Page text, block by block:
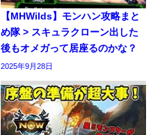
【MHWilds】モンハン攻略まと
め隊 > スキュラクローン出した
後もオメガって居座るのかな？
2025年9月28日